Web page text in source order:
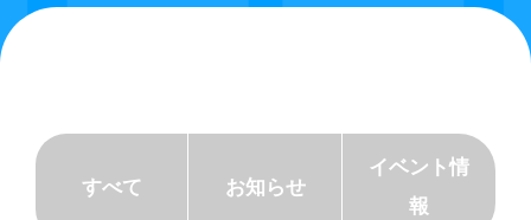
すべて お知らせ
イベント情
報